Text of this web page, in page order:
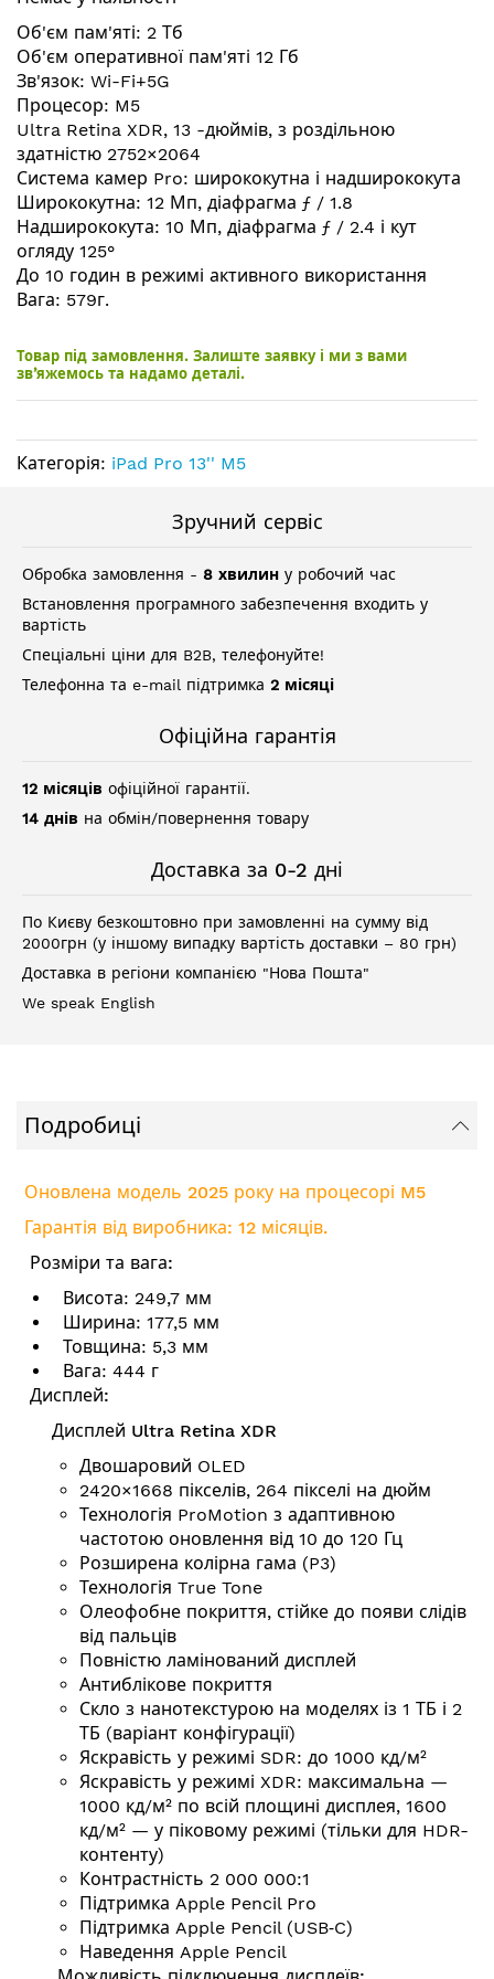
галереї
зображень
Об'єм пам'яті: 2 Тб
Об'єм оперативної пам'яті 12 Гб
Зв'язок: Wi-Fi+5G
Процесор: M5
Ultra Retina XDR, 13 -дюймів, з роздільною
здатністю 2752×2064
Система камер Pro: ширококутна і надширококута
Ширококутна: 12 Мп, діафрагма ƒ / 1.8
Надширококута: 10 Мп, діафрагма ƒ / 2.4 і кут
огляду 125°
До 10 годин в режимі активного використання
Вага: 579г.
Товар під замовлення. Залиште заявку і ми з вами
зв’яжемось та надамо деталі.
Категорія: iPad Pro 13'' M5
Зручний сервіс
Обробка замовлення - 8 хвилин у робочий час
Встановлення програмного забезпечення входить у
вартість
Спеціальні ціни для B2B, телефонуйте!
Телефонна та e-mail підтримка 2 місяці
Офіційна гарантія
12 місяців офіційної гарантії.
14 днів на обмін/повернення товару
Доставка за 0-2 дні
По Києву безкоштовно при замовленні на сумму від
2000грн (у іншому випадку вартість доставки – 80 грн)
Доставка в регіони компанією "Нова Пошта"
We speak English
Подробиці
Оновлена модель 2025 року на процесорі M5
Гарантія від виробника: 12 місяців.
Розміри та вага:
Висота: 249,7 мм
Ширина: 177,5 мм
Товщина: 5,3 мм
Вага: 444 г
Дисплей:
Дисплей Ultra Retina XDR
Двошаровий OLED
2420×1668 пікселів, 264 пікселі на дюйм
Технологія ProMotion з адаптивною
частотою оновлення від 10 до 120 Гц
Розширена колірна гама (P3)
Технологія True Tone
Олеофобне покриття, стійке до появи слідів
від пальців
Повністю ламінований дисплей
Антиблікове покриття
Скло з нанотекстурою на моделях із 1 ТБ і 2
ТБ (варіант конфігурації)
Яскравість у режимі SDR: до 1000 кд/м²
Яскравість у режимі XDR: макси­маль­на —
1000 кд/м² по всій площині дисплея, 1600
кд/м² — у піковому режимі (тільки для HDR-
контенту)
Контрастність 2 000 000:1
Підтримка Apple Pencil Pro
Підтримка Apple Pencil (USB‑C)
Наведення Apple Pencil